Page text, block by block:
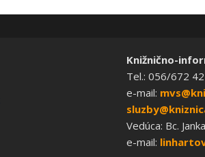
Knižnično-
Tel.: 056/672
e-mail:
Vedúca: Bc.
e-mail: